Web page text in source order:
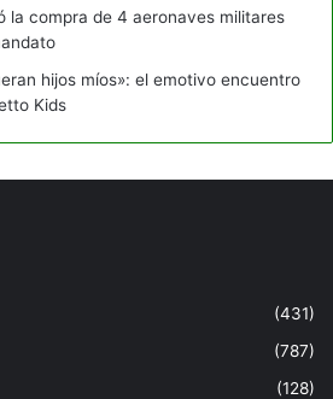
la compra de 4 aeronaves militares
hijos míos»: el emotivo encuentro
Kids
(431)
(787)
(128)